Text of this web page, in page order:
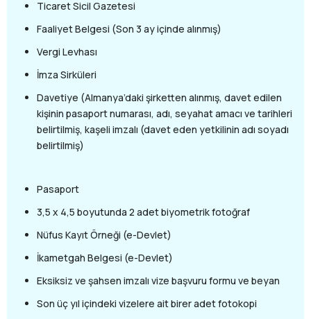
Ticaret Sicil Gazetesi
Faaliyet Belgesi (Son 3 ay içinde alınmış)
Vergi Levhası
İmza Sirküleri
Davetiye (Almanya’daki şirketten alınmış, davet edilen
kişinin pasaport numarası, adı, seyahat amacı ve tarihleri
belirtilmiş, kaşeli imzalı (davet eden yetkilinin adı soyadı
belirtilmiş)
Pasaport
3,5 x 4,5 boyutunda 2 adet biyometrik fotoğraf
Nüfus Kayıt Örneği (e-Devlet)
İkametgah Belgesi (e-Devlet)
Eksiksiz ve şahsen imzalı vize başvuru formu ve beyan
Son üç yıl içindeki vizelere ait birer adet fotokopi